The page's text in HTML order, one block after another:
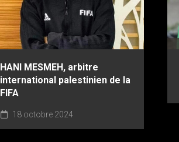
HANI MESMEH, arbitre
international palestinien de la
FIFA
18 octobre 2024